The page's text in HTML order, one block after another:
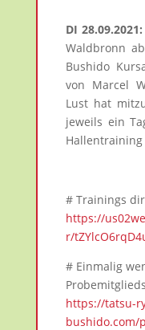
DI 28.09.2021:
Waldbronn
Bushido
von Marcel
Lust hat
jeweils ein
# Trainings
https://
r/
# Einmalig
https://tatsu-
bushido.com/